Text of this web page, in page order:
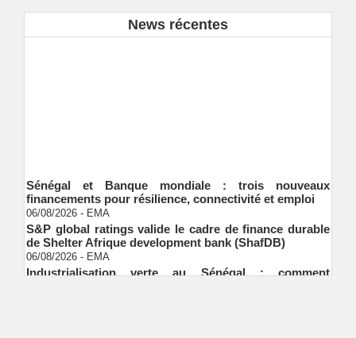
News récentes
financements pour résilience, connectivité et emploi
06/08/2026 -EMA
S&P global ratings valide le cadre de finance durable
de Shelter Afrique development bank (ShafDB)
06/08/2026 -EMA
Industrialisation verte au Sénégal : comment
transformer le dialogue d'experts en adhésion